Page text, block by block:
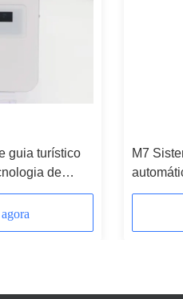
guia turístico
de
M7
M7
vários